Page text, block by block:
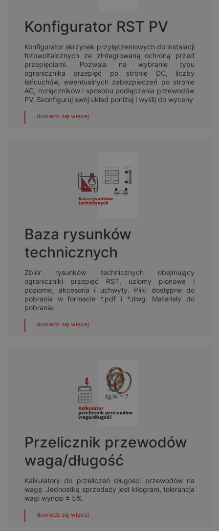
Konfigurator RST PV
Konfigurator skrzynek przyłączeniowych do instalacji
fotowoltaicznych ze zintegrowaną ochroną przed
przepięciami. Pozwala na wybranie typu
ogranicznika przepięć po stronie DC, liczby
łańcuchów, ewentualnych zabezpieczeń po stronie
AC, rozłączników i sposobu podłączenia przewodów
PV. Skonfiguruj swój układ poniżej i wyślij do wyceny
dowiedz się więcej
Baza rysunków
technicznych
Zbiór rysunków technicznych obejmujący
ograniczniki przepięć RST, uziomy pionowe i
poziome, akcesoria i uchwyty. Pliki dostępne do
pobrania w formacie *.pdf i *.dwg. Materiały do
pobrania:
dowiedz się więcej
Przelicznik przewodów
waga/długość
Kalkulatory do przeliczeń długości przewodów na
wagę. Jednostką sprzedaży jest kilogram, tolerancja
wagi wynosi ± 5%.
dowiedz się więcej